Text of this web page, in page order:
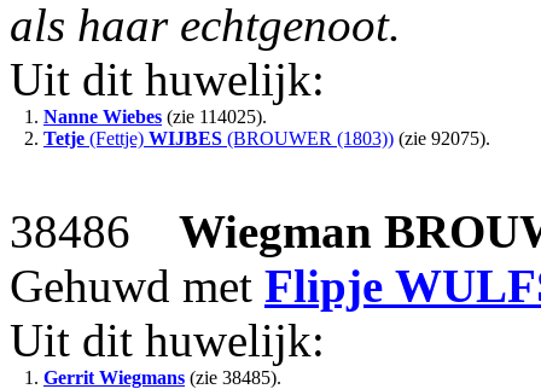
als haar echtgenoot.
Uit dit huwelijk:
1. Nanne Wiebes (zie 114025).
2. Tetje (Fettje) WIJBES (BROUWER (1803)) (zie 92075).
38486 Wiegman
Gehuwd met Flipje
Uit dit huwelijk:
1. Gerrit Wiegmans (zie 38485).